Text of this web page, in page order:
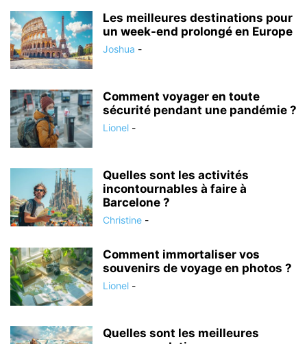
Les meilleures destinations pour
un week-end prolongé en Europe
Joshua -
Comment voyager en toute
sécurité pendant une pandémie ?
Lionel -
Quelles sont les activités
incontournables à faire à
Barcelone ?
Christine -
Comment immortaliser vos
souvenirs de voyage en photos ?
Lionel -
Quelles sont les meilleures